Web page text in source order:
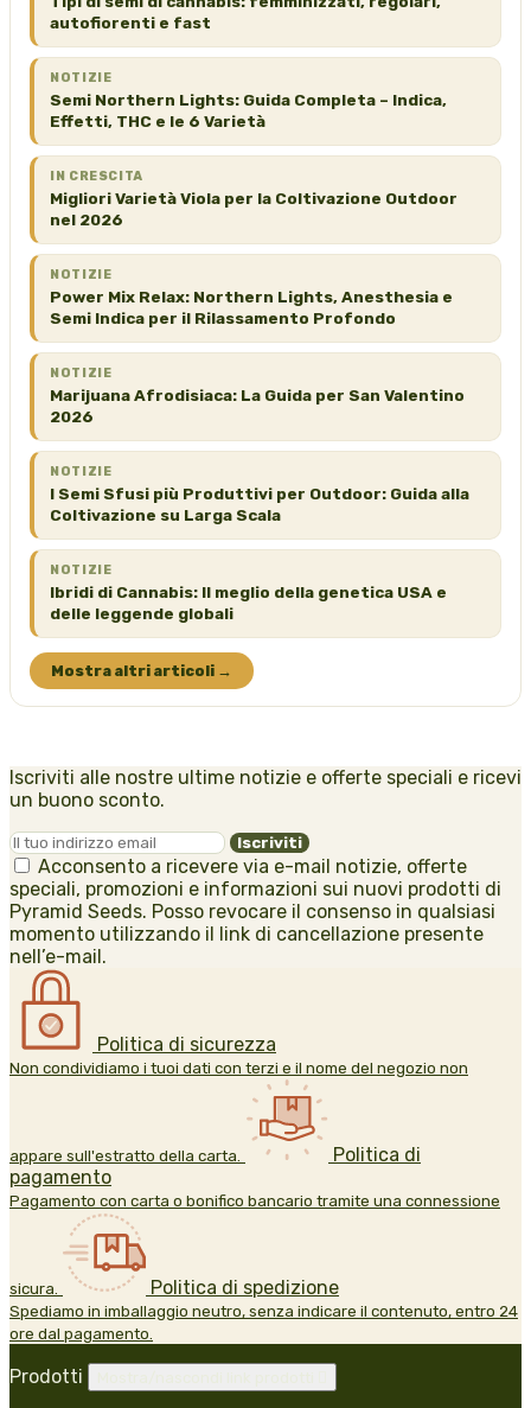
autofiorenti e fast
NOTIZIE
Semi Northern Lights: Guida Completa – Indica,
Effetti, THC e le 6 Varietà
IN CRESCITA
Migliori Varietà Viola per la Coltivazione Outdoor
nel 2026
NOTIZIE
Power Mix Relax: Northern Lights, Anesthesia e
Semi Indica per il Rilassamento Profondo
NOTIZIE
Marijuana Afrodisiaca: La Guida per San Valentino
2026
NOTIZIE
I Semi Sfusi più Produttivi per Outdoor: Guida alla
Coltivazione su Larga Scala
NOTIZIE
Ibridi di Cannabis: Il meglio della genetica USA e
delle leggende globali
Mostra altri articoli →
Iscriviti alle nostre ultime notizie e offerte speciali e ricevi
un buono sconto.
Acconsento a ricevere via e-mail notizie, offerte
speciali, promozioni e informazioni sui nuovi prodotti di
Pyramid Seeds. Posso revocare il consenso in qualsiasi
momento utilizzando il link di cancellazione presente
nell’e-mail.
Politica di sicurezza
Non condividiamo i tuoi dati con terzi e il nome del negozio non
appare sull'estratto della carta.
Politica di
pagamento
Pagamento con carta o bonifico bancario tramite una connessione
sicura. Politica di spedizione
Spediamo in imballaggio neutro, senza indicare il contenuto, entro 24
ore dal pagamento.
Prodotti